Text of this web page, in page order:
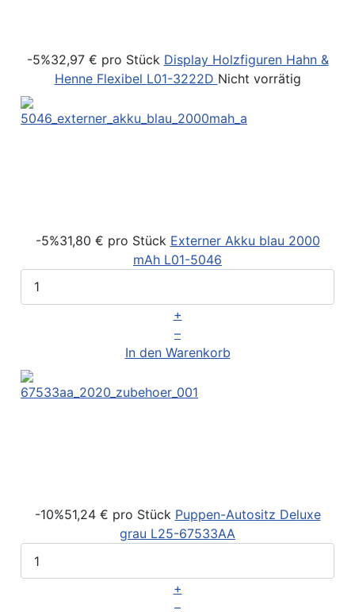
-5%32,97 € pro Stück Display Holzfiguren Hahn &
Henne Flexibel L01-3222D Nicht vorrätig
-5%31,80 € pro Stück Externer Akku blau 2000
mAh L01-5046
+
–
In den Warenkorb
-10%51,24 € pro Stück Puppen-Autositz Deluxe
grau L25-67533AA
+
–